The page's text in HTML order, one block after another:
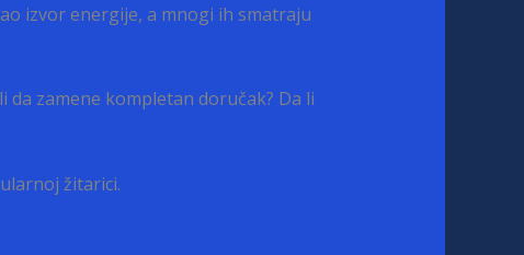
izvor energije, a mnogi ih smatraju
zamene kompletan doručak? Da li
žitarici.